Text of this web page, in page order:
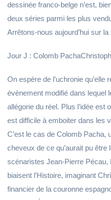
dessinée franco-belge n’est,
deux séries parmi les plus
Arrêtons-nous aujourd’hui sur la
Jour J : Colomb
On espère de l’uchronie qu’elle
évènement modifié dans lequel
allégorie du réel. Plus l’idée est
est difficile à emboiter dans les
C’est le cas de Colomb Pacha,
cheveux de ce qu’aurait pu
scénaristes Jean-Pierre
biaisent l’Histoire, imaginant
financier de la couronne